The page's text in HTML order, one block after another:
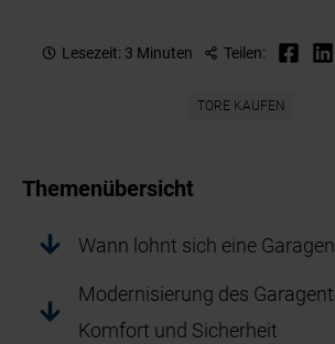
Lesezeit: 3 Minuten Teilen:
TORE KAUFEN
Themenübersicht
Wann lohnt sich eine
Modernisierung des
Komfort und Sicherheit